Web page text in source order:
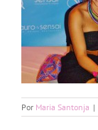
Por Maria Santonja |